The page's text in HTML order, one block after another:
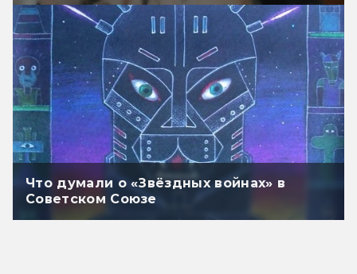
Что думали о «Звёздных войнах» в
Советском Союзе